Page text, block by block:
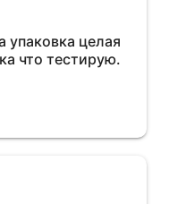
упаковка целая
что тестирую.